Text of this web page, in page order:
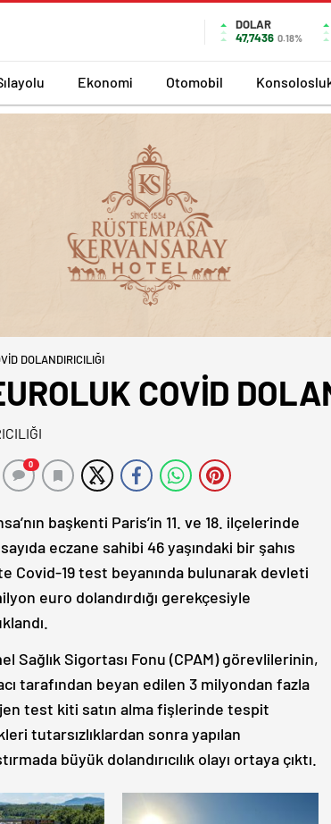
DOLAR
47,7436 0.18%
Ekonomi Otomobil
DOLANDIRICILIĞI
COVİD
0
başkenti Paris’in 11. ve 18. ilçelerinde
eczane sahibi 46 yaşındaki bir şahıs
Covid-19 test beyanında bulunarak devleti
euro dolandırdığı gerekçesiyle
Sağlık Sigortası Fonu (CPAM) görevlilerinin,
tarafından beyan edilen 3 milyondan fazla
test kiti satın alma fişlerinde tespit
tutarsızlıklardan sonra yapılan
büyük dolandırıcılık olayı ortaya çıktı.